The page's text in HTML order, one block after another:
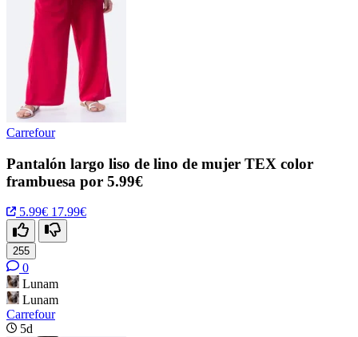
Carrefour
Pantalón largo liso de lino de mujer TEX color
frambuesa por 5.99€
5.99€ 17.99€
255
0
Lunam
Lunam
Carrefour
5d